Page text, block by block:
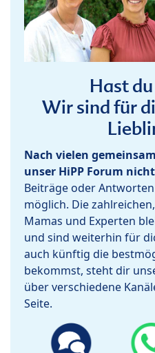
Hast
Wir sind für
Nach vielen
unser HiPP Forum
Beiträge oder
möglich. Die
Mamas und Experten
und sind weiterhin für
auch künftig die
bekommst, steht dir
über verschiedene
Seite.